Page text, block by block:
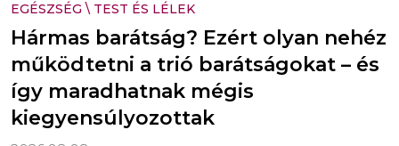
EGÉSZSÉG \ TEST ÉS LÉLEK
Hármas barátság? Ezért olyan nehéz
működtetni a trió barátságokat – és
így maradhatnak mégis
kiegyensúlyozottak